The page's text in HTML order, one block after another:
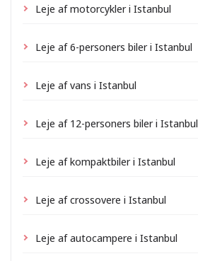
Leje af motorcykler i Istanbul
Leje af 6-personers biler i Istanbul
Leje af vans i Istanbul
Leje af 12-personers biler i Istanbul
Leje af kompaktbiler i Istanbul
Leje af crossovere i Istanbul
Leje af autocampere i Istanbul